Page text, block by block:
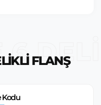
6FLANŞ
Kodu